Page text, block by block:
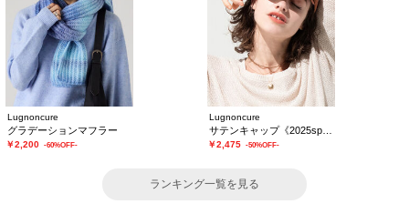
Lugnoncure
グラデーションマフラー
￥2,200 -60%OFF-
Lugnoncure
￥2,475 -50%OFF-
ランキング一覧を見る